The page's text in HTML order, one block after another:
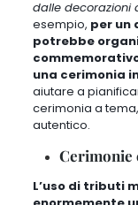
dalle decorazioni
esempio, per un
potrebbe
una cerimonia
aiutare a
cerimonia a tema
autentico.
L’uso di tributi